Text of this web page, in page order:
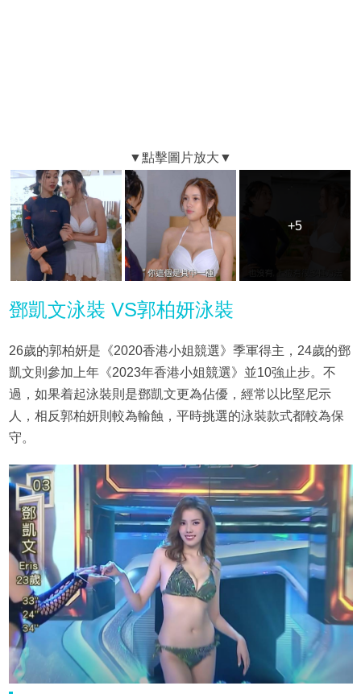
+5
+5
鄧凱文泳裝 VS郭柏妍泳裝
26歲的郭柏妍是《2020香港小姐競選》季軍得主，24歲的鄧
凱文則參加上年《2023年香港小姐競選》並10強止步。不
過，如果着起泳裝則是鄧凱文更為佔優，經常以比堅尼示
人，相反郭柏妍則較為輸蝕，平時挑選的泳裝款式都較為保
守。